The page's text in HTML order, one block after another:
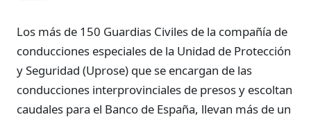
Los más de 150 Guardias Civiles de la compañía de
conducciones especiales de la Unidad de Protección
y Seguridad (Uprose) que se encargan de las
conducciones interprovinciales de presos y escoltan
caudales para el Banco de España, llevan más de un